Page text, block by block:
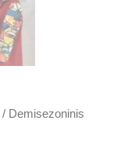
/ Demisezoninis